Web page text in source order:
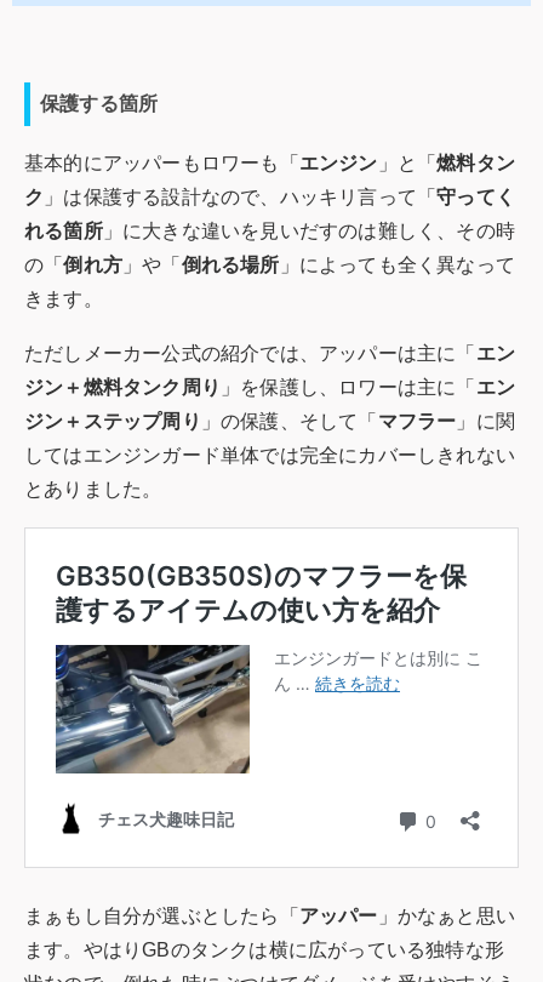
保護する箇所
基本的にアッパーもロワーも「 エンジン 」と「燃料タン
ク 」は保護する設計なので、ハッキリ言って「守ってく
れる箇所」に大きな違いを見いだすのは難しく、その時
の「倒れ方 」や「 倒れる場所 」によっても全く異なって
きます。
ただしメーカー公式の紹介では、アッパーは主に「 エン
ジン＋燃料タンク周り 」を保護し、ロワーは主に「 エン
ジン＋ステップ周り 」の保護、そして「 マフラー 」に関
してはエンジンガード単体では完全にカバーしきれない
とありました。
まぁもし自分が選ぶとしたら「 アッパー 」かなぁと思い
ます。やはりGBのタンクは横に広がっている独特な形